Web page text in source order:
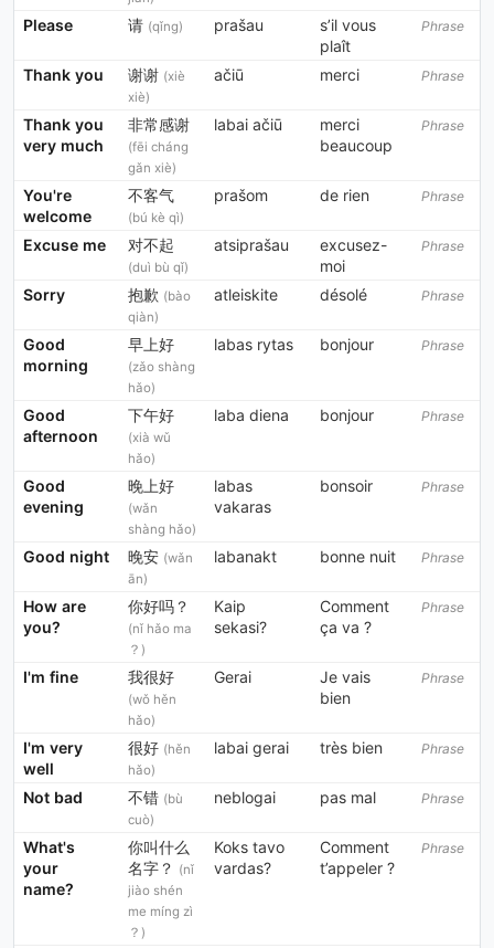
Please 请 (qǐng) prašau
s’il vous
plaît
Phrase
Thank you 谢谢 (xiè
xiè)
ačiū merci Phrase
Thank you
very much
非常感谢
(fēi cháng
gǎn xiè)
labai ačiū
merci
beaucoup
Phrase
You're
welcome
不客气
(bú kè qì)
prašom de rien Phrase
Excuse me 对不起
(duì bù qǐ)
atsiprašau
excusez-
moi
Phrase
Sorry 抱歉 (bào
qiàn)
atleiskite désolé Phrase
Good
morning
早上好
(zǎo shàng
hǎo)
labas rytas bonjour Phrase
Good
afternoon
下午好
(xià wǔ
hǎo)
laba diena bonjour Phrase
Good
evening
晚上好
(wǎn
shàng hǎo)
labas
vakaras
bonsoir Phrase
Good night 晚安 (wǎn
ān)
labanakt bonne nuit Phrase
How are
you?
你好吗？
(nǐ hǎo ma
？)
Kaip
sekasi?
Comment
ça va ?
Phrase
I'm fine 我很好
(wǒ hěn
hǎo)
Gerai
Je vais
bien
Phrase
I'm very
well
很好 (hěn
hǎo)
labai gerai très bien Phrase
Not bad 不错 (bù
cuò)
neblogai pas mal Phrase
What's
your
name?
你叫什么
名字？ (nǐ
jiào shén
me míng zì
？)
Koks tavo
vardas?
Comment
t’appeler ?
Phrase